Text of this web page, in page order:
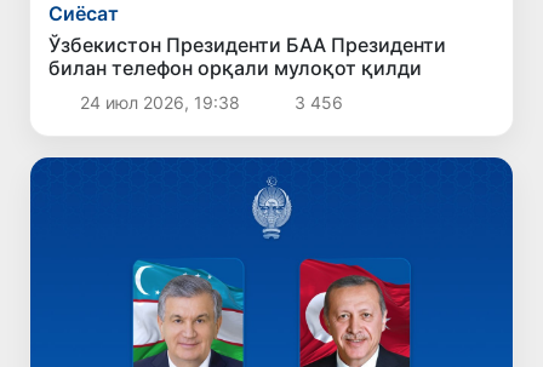
Сиёсат
Ўзбекистон Президенти БАА Президенти
билан телефон орқали мулоқот қилди
24 июл 2026, 19:38 3 456